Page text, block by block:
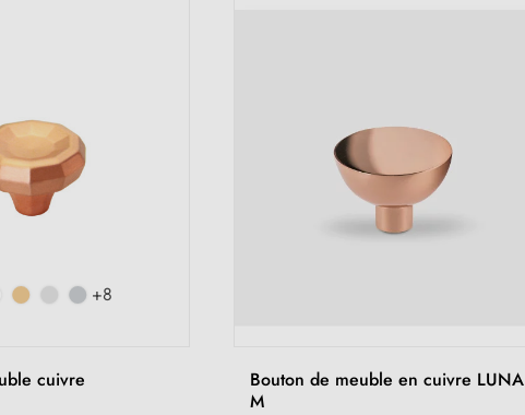
+8
cuivre
Bouton de meuble en cuivre LUNA
M